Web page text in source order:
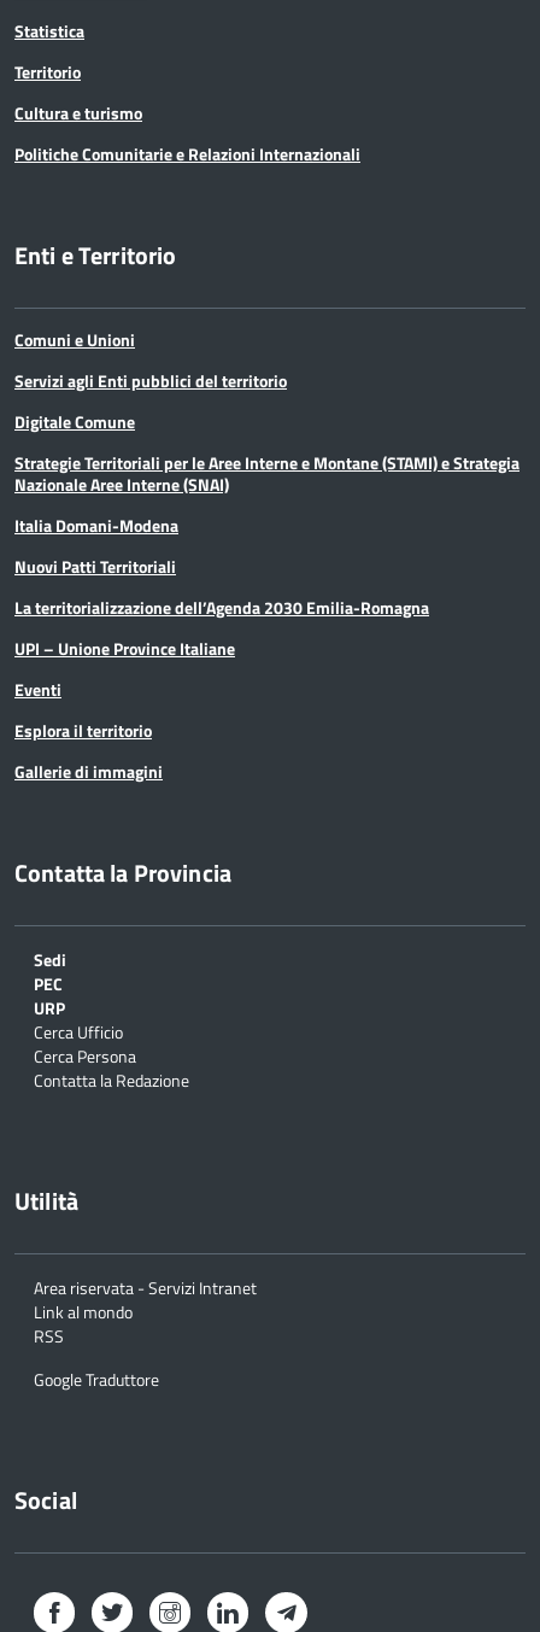
Statistica
Territorio
Cultura e turismo
Politiche Comunitarie e Relazioni Internazionali
Enti e Territorio
Comuni e Unioni
Servizi agli Enti pubblici del territorio
Digitale Comune
Strategie Territoriali per le Aree Interne e Montane (STAMI) e Strategia
Nazionale Aree Interne (SNAI)
Italia Domani-Modena
Nuovi Patti Territoriali
La territorializzazione dell’Agenda 2030 Emilia-Romagna
UPI – Unione Province Italiane
Eventi
Esplora il territorio
Gallerie di immagini
Contatta la Provincia
Sedi
PEC
URP
Cerca Ufficio
Cerca Persona
Contatta la Redazione
Utilità
Area riservata - Servizi Intranet
Link al mondo
RSS
Google Traduttore
Social
Facebook Twitter InstagramLinkedInTelegram